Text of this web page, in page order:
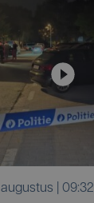
augustus | 09:32